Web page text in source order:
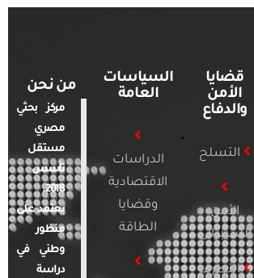
قضايا
الأمن
والدفاع
التسلح
الأمن
السيبراني
التطرف
السياسات
العامة
الدراسات
الاقتصادية
وقضايا
الطاقة
من نحن
مركز بحثي
مصري
مستقل
تأسس
2018.
يعتمد على
منظور
وطني في
دراسة